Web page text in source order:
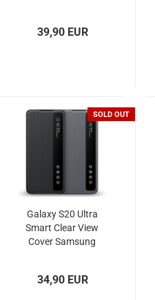
39,90 EUR
SOLD OUT
Galaxy S20 Ultra
Smart Clear View
Cover Samsung
34,90 EUR